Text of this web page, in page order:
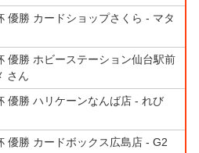
優勝 カードショップさくら - マタ
優勝 ホビーステーション仙台駅前
さん
優勝 ハリケーンなんば店 - れび
優勝 カードボックス広島店 - G2